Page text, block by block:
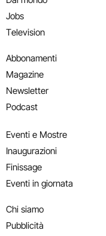
Jobs
Television
Abbonamenti
Magazine
Newsletter
Podcast
Eventi e Mostre
Inaugurazioni
Finissage
Eventi in giornata
Chi siamo
Pubblicità